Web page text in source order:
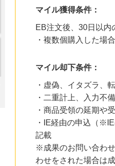
マイル獲得条件：
EB注文後、30日以内
・複数個購入した場
マイル却下条件：
・虚偽、イタズラ、
・二重計上、入力不
・商品受領の延期や
・IE経由の申込（
記載
※成果のお問い合わ
わせをされた場合は